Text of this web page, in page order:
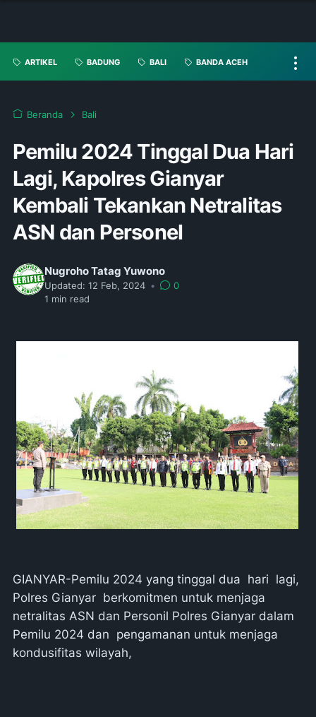
ARTIKEL BADUNG BALI BANDA ACEH
Beranda Bali
Pemilu 2024 Tinggal Dua Hari
Lagi, Kapolres Gianyar
Kembali Tekankan Netralitas
ASN dan Personel
Nugroho Tatag Yuwono
Updated: 12 Feb, 2024 •
0
1 min read
GIANYAR-Pemilu 2024 yang tinggal dua hari lagi,
Polres Gianyar berkomitmen untuk menjaga
netralitas ASN dan Personil Polres Gianyar dalam
Pemilu 2024 dan pengamanan untuk menjaga
kondusifitas wilayah,